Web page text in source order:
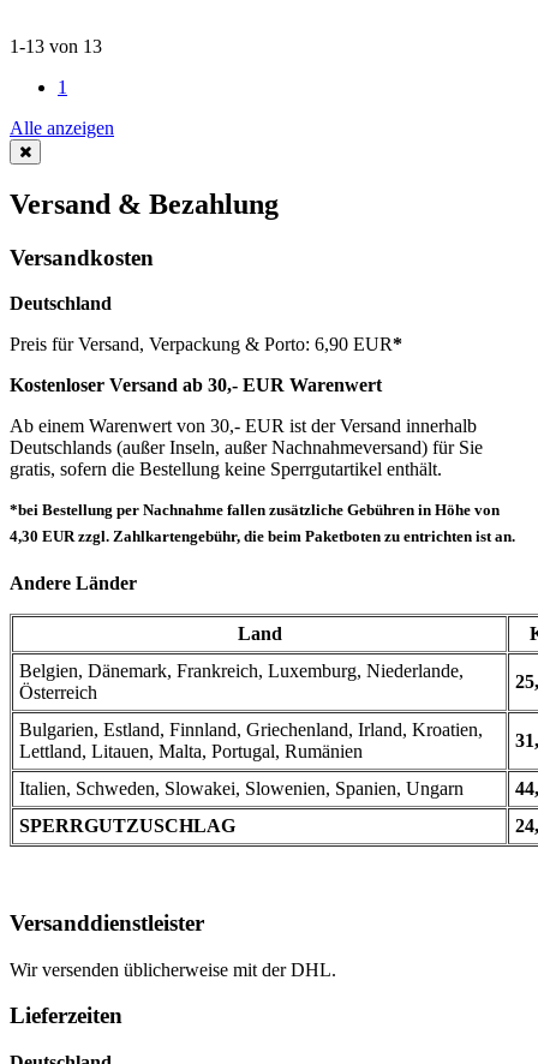
1-13 von 13
1
Alle anzeigen
Versand & Bezahlung
Versandkosten
Deutschland
Preis für Versand, Verpackung & Porto: 6,90 EUR*
Kostenloser Versand ab 30,- EUR Warenwert
Ab einem Warenwert von 30,- EUR ist der Versand innerhalb
Deutschlands (außer Inseln, außer Nachnahmeversand) für Sie
gratis, sofern die Bestellung keine Sperrgutartikel enthält.
*bei Bestellung per Nachnahme fallen zusätzliche Gebühren in Höhe von
4,30 EUR zzgl. Zahlkartengebühr, die beim Paketboten zu entrichten ist an.
Andere Länder
Land
Belgien, Dänemark, Frankreich, Luxemburg, Niederlande,
Österreich
Bulgarien, Estland, Finnland, Griechenland, Irland, Kroatien,
Lettland, Litauen, Malta, Portugal, Rumänien
Italien, Schweden, Slowakei, Slowenien, Spanien, Ungarn
SPERRGUTZUSCHLAG
Versanddienstleister
Wir versenden üblicherweise mit der DHL.
Lieferzeiten